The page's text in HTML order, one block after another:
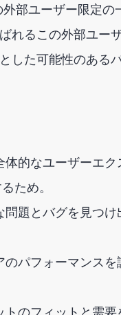
部ユーザー限定の
れるこの外部ユー
した可能性のあるバ
的なユーザーエク
ため。
題とバグを見つけ
パフォーマンスを
のフィットと需要